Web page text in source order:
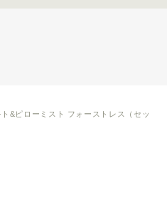
&ピローミスト フォーストレス（セッ